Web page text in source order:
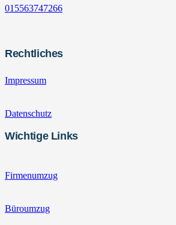
015563747266
Rechtliches
Impressum
Datenschutz
Wichtige Links
Firmenumzug
Büroumzug